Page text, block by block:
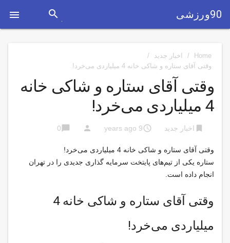
 90ورزشی search
Home
/ اخبار جدید
/
وقتی آقای ستاره و شاکی خانه 4 میلیاردی می‌خرد!
وقتی آقای ستاره و شاکی خانه
4 میلیاردی می‌خرد!
bookmark اخبار جدید access_time
9 years ago
person
chat_bubble
0
وقتی آقای ستاره و شاکی خانه 4 میلیاردی می‌خرد!
ستاره یکی از تیم‌های پایتخت سرمایه گذاری جدیدی را در تهران
انجام داده است.
وقتی آقای ستاره و شاکی خانه 4
میلیاردی می‌خرد!